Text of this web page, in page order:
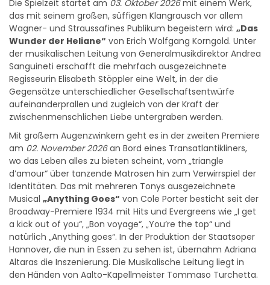
das mit seinem großen, süffigen Klangrausch vor allem
Wagner- und Straussafines Publikum begeistern wird:„Das
Wunder der Heliane“von Erich Wolfgang Korngold. Unter
der musikalischen Leitung von Generalmusikdirektor Andrea
Sanguineti erschafft die mehrfach ausgezeichnete
Regisseurin Elisabeth Stöppler eine Welt, in der die
Gegensätze unterschiedlicher Gesellschaftsentwürfe
aufeinanderprallen und zugleich von der Kraft der
zwischenmenschlichen Liebe untergraben werden.
am02. November 2026an Bord eines Transatlantikliners,
wo das Leben alles zu bieten scheint, vom „triangle
d’amour“ über tanzende Matrosen hin zum Verwirrspiel der
Identitäten. Das mit mehreren Tonys ausgezeichnete
Musical„Anything Goes“von Cole Porter besticht seit der
Broadway-Premiere 1934 mit Hits und Evergreens wie „I get
a kick out of you“, „Bon voyage“, „You’re the top“ und
natürlich „Anything goes“. In der Produktion der Staatsoper
Hannover, die nun in Essen zu sehen ist, übernahm Adriana
Altaras die Inszenierung. Die Musikalische Leitung liegt in
den Händen von Aalto-Kapellmeister Tommaso Turchetta.